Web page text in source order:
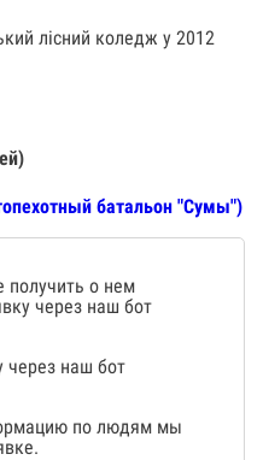
лісний коледж у 2012
батальон "Сумы")
получить о нем
через наш бот
через наш бот
по людям мы